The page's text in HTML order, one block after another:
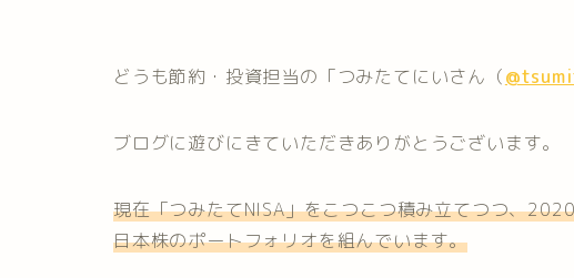
どうも節約・投資担当の「つみたてにいさん（
ブログに遊びにきていただきありがとうございます。
現在「つみたてNISA」をこつこつ積み立てつつ、
日本株のポートフォリオを組んでいます。